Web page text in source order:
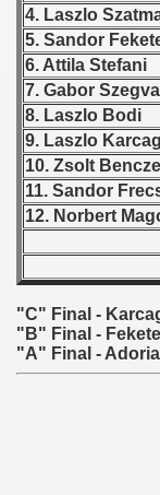
4. Laszlo
5. Sandor
6. Attila Stefani
7. Gabor
8. Laszlo Bodi
9. Laszlo
10. Zsolt Bencze
11. Sandor
12. Norbert
"C" Final -
"B" Final -
"A" Final -
- 1967
- 1968
- 1969
- 1970